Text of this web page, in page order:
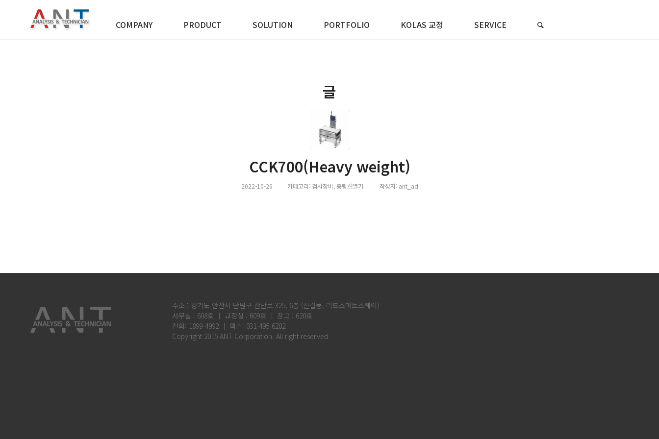
COMPANY PRODUCT SOLUTION PORTFOLIO KOLAS 교정 SERVICE
글
CCK700(Heavy weight)
2022-10-26 카테고리: 검사장비,중량선별기 작성자: ant_ad
주소 : 경기도 안산시 단원구 산단로 325, 6층 (신길동, 리드스마트스퀘어)
사무실 : 608호 │ 교정실 : 609호 │ 창고 : 620호
전화: 1899-4992 │ 팩스: 031-495-6202
Copyright 2015 ANT Corporation. All right reserved